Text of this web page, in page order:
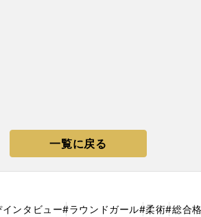
一覧に戻る
ンタビュー#ラウンドガール#柔術#総合